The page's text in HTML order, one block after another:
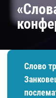
Слово